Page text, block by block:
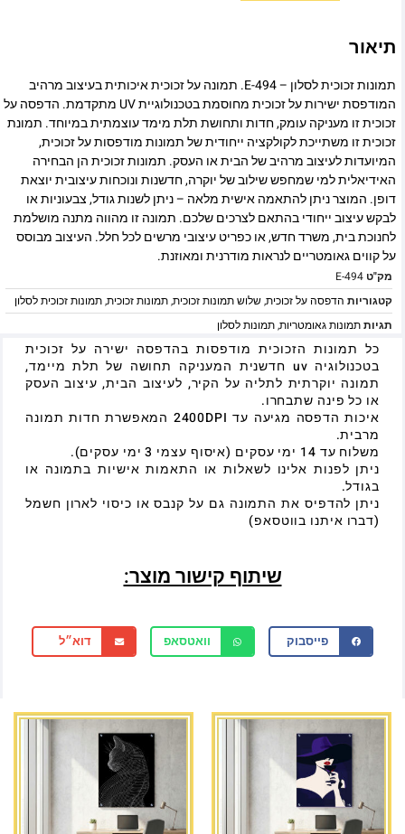
תיאור
תמונות זכוכית לסלון – E-494. תמונה על זכוכית איכותית בעיצוב מרהיב
המודפסת ישירות על זכוכית מחוסמת בטכנולוגיית UV מתקדמת. הדפסה על
זכוכית זו מעניקה עומק, חדות ותחושת תלת מימד עוצמתית במיוחד. תמונת
זכוכית זו משתייכת לקולקציה ייחודית של תמונות מודפסות על זכוכית,
המיועדות לעיצוב מרהיב של הבית או העסק. תמונות זכוכית הן הבחירה
האידיאלית למי שמחפש שילוב של יוקרה, חדשנות ונוכחות עיצובית יוצאת
דופן. המוצר ניתן להתאמה אישית מלאה – ניתן לשנות גודל, צבעוניות או
לבקש עיצוב ייחודי בהתאם לצרכים שלכם. תמונה זו מהווה מתנה מושלמת
לחנוכת בית, משרד חדש, או כפריט עיצובי מרשים לכל חלל. העיצוב מבוסס
על קווים גאומטריים לנראות מודרנית ומאוזנת.
מק"טE-494
קטגוריות הדפסה על זכוכית,שלוש תמונות זכוכית,תמונות זכוכית,תמונות זכוכית לסלון
תגיותתמונות גאומטריות,תמונות לסלון
כל תמונות הזכוכית מודפסות בהדפסה ישירה על זכוכית
בטכנולוגיה uv חדשנית המעניקה תחושה של תלת מיימד,
תמונה יוקרתית לתליה על הקיר, לעיצוב הבית, עיצוב העסק
או כל פינה שתבחרו.
איכות הדפסה מגיעה עד 2400DPI המאפשרת חדות תמונה
מרבית.
משלוח עד 14 ימי עסקים (איסוף עצמי 3 ימי עסקים).
ניתן לפנות אלינו לשאלות או התאמות אישיות בתמונה או
בגודל.
ניתן להדפיס את התמונה גם על קנבס או כיסוי לארון חשמל
(דברו איתנו בווטסאפ)
שיתוף קישור מוצר:
פייסבוק וואטסאפ דוא״ל